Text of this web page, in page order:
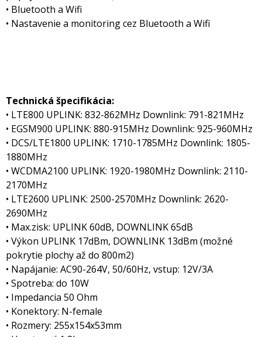
• Bluetooth a Wifi
• Nastavenie a monitoring cez Bluetooth a Wifi
Technická špecifikácia:
• LTE800 UPLINK: 832-862MHz Downlink: 791-821MHz
• EGSM900 UPLINK: 880-915MHz Downlink: 925-960MHz
• DCS/LTE1800 UPLINK: 1710-1785MHz Downlink: 1805-
1880MHz
• WCDMA2100 UPLINK: 1920-1980MHz Downlink: 2110-
2170MHz
• LTE2600 UPLINK: 2500-2570MHz Downlink: 2620-
2690MHz
• Max.zisk: UPLINK 60dB, DOWNLINK 65dB
• Výkon UPLINK 17dBm, DOWNLINK 13dBm (možné
pokrytie plochy až do 800m2)
• Napájanie: AC90-264V, 50/60Hz, vstup: 12V/3A
• Spotreba: do 10W
• Impedancia 50 Ohm
• Konektory: N-female
• Rozmery: 255x154x53mm